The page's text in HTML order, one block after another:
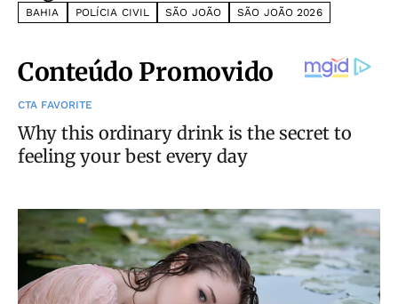
BAHIA POLÍCIA CIVIL SÃO JOÃO SÃO JOÃO 2026